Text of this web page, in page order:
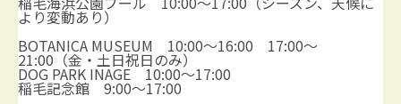
より変動あり）
BOTANICA MUSEUM 10:00～16:00 17:00～
21:00（金・土日祝日のみ）
DOG PARK INAGE 10:00～17:00
稲毛記念館 9:00～17:00